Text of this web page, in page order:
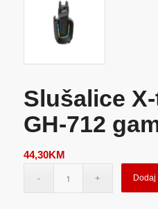
Slušalice
GH-712
44,30KM
Dodaj